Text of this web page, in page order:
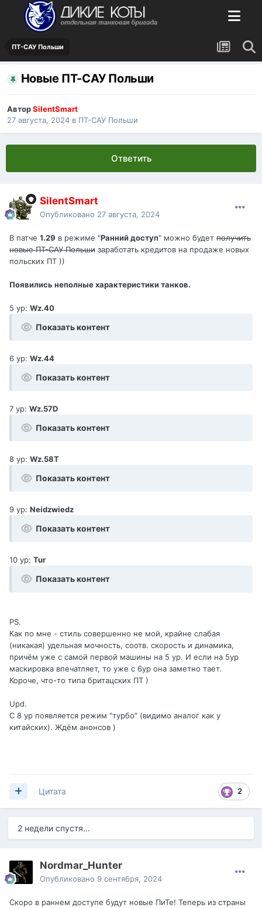
ПТ-САУ Польши
Новые ПТ-САУ Польши
АвторSilentSmart
27 августа, 2024 в ПТ-САУ Польши
Ответить
SilentSmart
Опубликовано 27 августа, 2024
В патче 1.29 в режиме "Ранний доступ" можно будет получить
новые ПТ-САУ Польши заработать кредитов на продаже новых
польских ПТ ))
Появились неполные характеристики танков.
5 ур: Wz.40
Показать контент
6 ур: Wz.44
Показать контент
7 ур: Wz.57D
Показать контент
8 ур: Wz.58T
Показать контент
9 ур: Neidzwiedz
Показать контент
10 ур: Tur
Показать контент
PS.
Как по мне - стиль совершенно не мой, крайне слабая
(никакая) удельная мочность, соотв. скорость и динамика,
причём уже с самой первой машины на 5 ур. И если на 5ур
маскировка впечатляет, то уже с 6ур она заметно тает.
Короче, что-то типа бритацских ПТ )
Upd.
С 8 ур появляется режим "турбо" (видимо аналог как у
китайских). Ждём анонсов )
2
Цитата
2 недели спустя...
Nordmar_Hunter
Опубликовано 9 сентября, 2024
Скоро в раннем доступе будут новые ПиТе! Теперь из страны